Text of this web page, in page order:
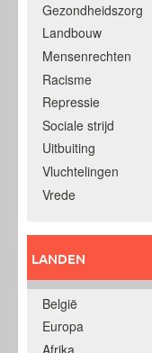
Gezondheidszorg
Landbouw
Mensenrechten
Racisme
Repressie
Sociale strijd
Uitbuiting
Vluchtelingen
Vrede
LANDEN
België
Europa
Afrika